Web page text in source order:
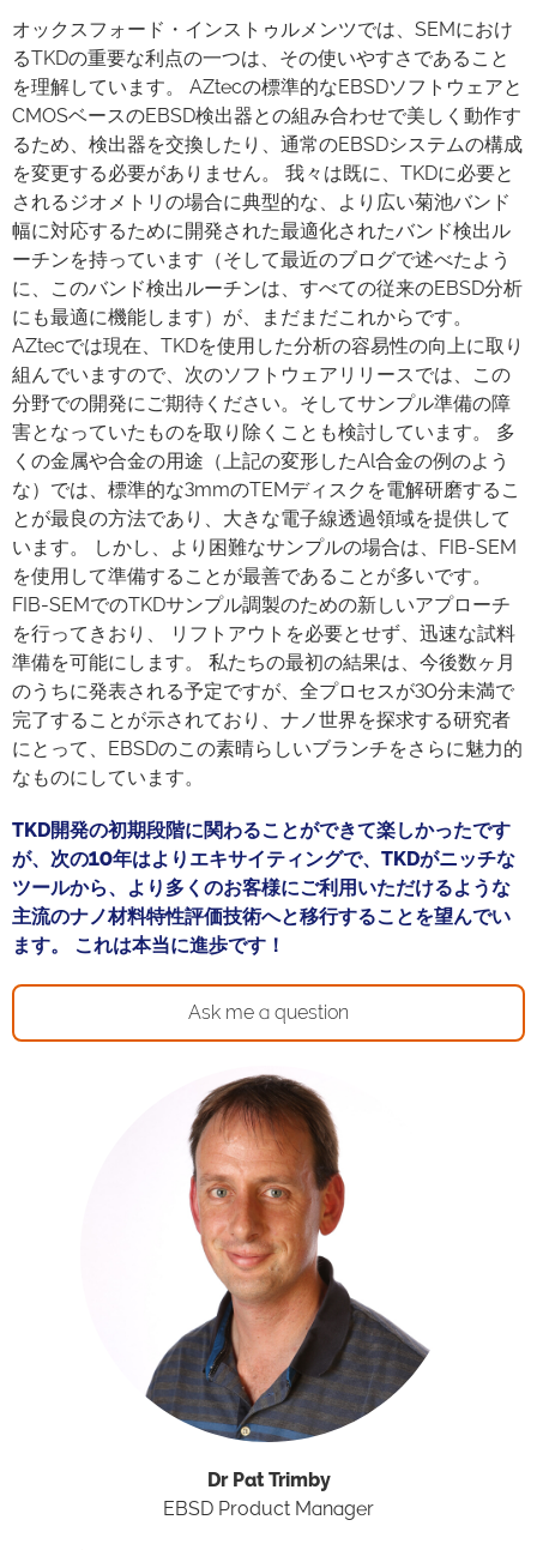
オックスフォード・インストゥルメンツでは、SEMにおけ
るTKDの重要な利点の一つは、その使いやすさであること
を理解しています。 AZtecの標準的なEBSDソフトウェアと
CMOSベースのEBSD検出器との組み合わせで美しく動作す
るため、検出器を交換したり、通常のEBSDシステムの構成
を変更する必要がありません。 我々は既に、TKDに必要と
されるジオメトリの場合に典型的な、より広い菊池バンド
幅に対応するために開発された最適化されたバンド検出ル
ーチンを持っています（そして最近のブログで述べたよう
に、このバンド検出ルーチンは、すべての従来のEBSD分析
にも最適に機能します）が、まだまだこれからです。
AZtecでは現在、TKDを使用した分析の容易性の向上に取り
組んでいますので、次のソフトウェアリリースでは、この
分野での開発にご期待ください。そしてサンプル準備の障
害となっていたものを取り除くことも検討しています。 多
くの金属や合金の用途（上記の変形したAl合金の例のよう
な）では、標準的な3mmのTEMディスクを電解研磨するこ
とが最良の方法であり、大きな電子線透過領域を提供して
います。 しかし、より困難なサンプルの場合は、FIB-SEM
を使用して準備することが最善であることが多いです。
FIB-SEMでのTKDサンプル調製のための新しいアプローチ
を行ってきおり、 リフトアウトを必要とせず、迅速な試料
準備を可能にします。 私たちの最初の結果は、今後数ヶ月
のうちに発表される予定ですが、全プロセスが30分未満で
完了することが示されており、ナノ世界を探求する研究者
にとって、EBSDのこの素晴らしいブランチをさらに魅力的
なものにしています。
TKD開発の初期段階に関わることができて楽しかったです
が、次の10年はよりエキサイティングで、TKDがニッチな
ツールから、より多くのお客様にご利用いただけるような
主流のナノ材料特性評価技術へと移行することを望んでい
ます。 これは本当に進歩です ！
Ask me a question
Dr Pat Trimby
EBSD Product Manager